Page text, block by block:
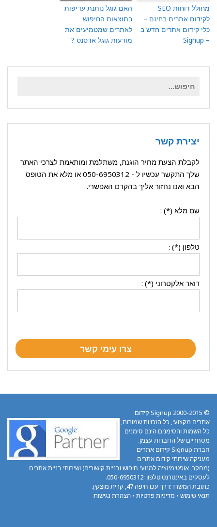
מחולל דוחות SEO
לקידום אתרים בחינם –
כלי קידום אתרים חדש ב
– Signup
האם גוגל נותנת עדיפות
בתוצאות החיפוש
לאתרים שמטמיעים את
מודעות גוגל אדסנס ?
יצירת קשר
לקבלת הצעת מחיר הוגנת, משתלמת ומותאמת לצרכי האתר
שלך התקשר עכשיו ל - 050-6950312 או מלא את הטופס
הבא ואנו נחזור אליך בהקדם האפשרי.
שם מלא (*) :
טלפון (*) :
דואר אלקטרוני (*) :
© 2000-2015 Signup קידום
אתרים מקצועי, כל הזכויות שמורות,
כל השמות והסימנים הינם סימנים
מסחריים של החברות עצמן.
חברת Signup קידום אתרים
מעניקה שירותי קידום אתרים
(מחקר, אופטימיזציה למנועי חיפוש ובניית קישורים) ושירותי בניית אתרים
לעסקים באינטרנט.טלפון :050-6950312.
כתובת המשרד:דרך עכו חיפה 47, קרית מוצקין.
תנאי שימוש • מדיניות פרטיות • הצהרת נגישות